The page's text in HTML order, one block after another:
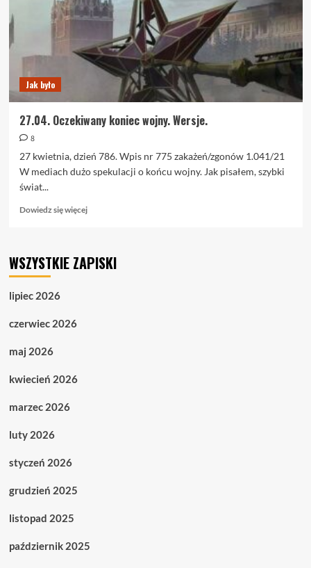
Jak było
27.04. Oczekiwany koniec wojny. Wersje.
8
27 kwietnia, dzień 786. Wpis nr 775 zakażeń/zgonów 1.041/21
W mediach dużo spekulacji o końcu wojny. Jak pisałem, szybki
świat...
Dowiedz się więcejDowiedz
27.04.
WSZYSTKIE ZAPISKI
lipiec 2026
czerwiec 2026
maj 2026
kwiecień 2026
marzec 2026
luty 2026
styczeń 2026
grudzień 2025
listopad 2025
październik 2025